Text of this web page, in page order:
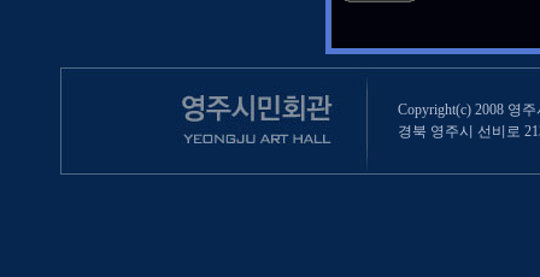
Copyright(c) 2008 영
경북 영주시 선비로